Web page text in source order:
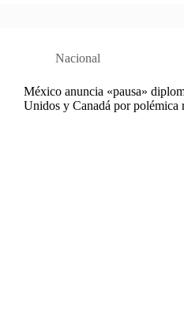
Nacional
México anuncia «pausa»
Unidos y Canadá por polémica